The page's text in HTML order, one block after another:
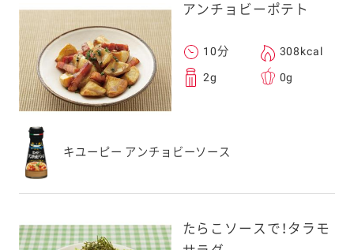
アンチョビーポテト
10分 308kcal
2g 0g
キユーピー アンチョビーソース
たらこソースで！タラモ